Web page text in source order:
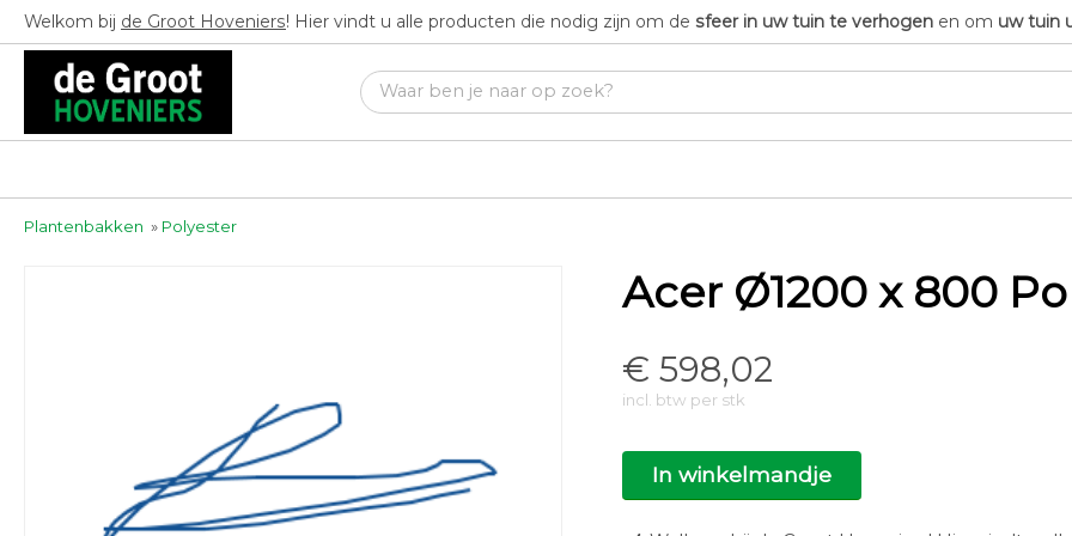
Welkom bij de Groot Hoveniers! Hier vindt u alle producten die nodig zijn om de sfeer in uw tuin te verhogen en om uw tuin
Plantenbakken » Polyester
Acer Ø1200 x 800
€ 598,02
incl. btw per stk
In winkelmandje